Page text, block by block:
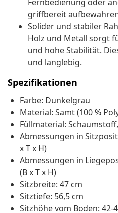
griffbereit
Solider und stabiler
Holz und Metall sorgt
und hohe Stabilität.
und langlebig.
Spezifikationen
Farbe: Dunkelgrau
Material: Samt (100 %
Füllmaterial:
Abmessungen in
x T x H)
Abmessungen in
(B x T x H)
Sitzbreite: 47 cm
Sitztiefe: 56,5 cm
Sitzhöhe vom Boden: 42-